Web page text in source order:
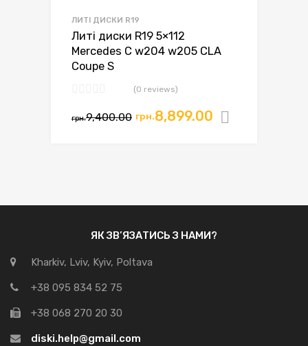
ЛИТІ ДИСКИ R19
Литі диски R19 5×112
Mercedes C w204 w205 CLA
Coupe S
(0 reviews)
грн.9,400.00 Оригінальна
грн.8,899.00 Поточна
ЯК ЗВ’ЯЗАТИСЬ З НАМИ?
Kharkiv, Lviv, Kyiv, Poltava
+38 095 834 52 75
+38 068 270 20 30
diski.help@gmail.com